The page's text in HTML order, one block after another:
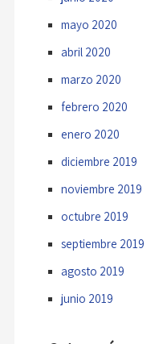
mayo 2020
abril 2020
marzo 2020
febrero 2020
enero 2020
diciembre 2019
noviembre 2019
octubre 2019
septiembre 2019
agosto 2019
junio 2019